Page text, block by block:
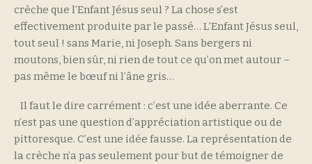
crèche que l’Enfant Jésus seul ? La chose s’est
effectivement produite par le passé… L’Enfant Jésus seul,
tout seul ! sans Marie, ni Joseph. Sans bergers ni
moutons, bien sûr, ni rien de tout ce qu’on met autour –
pas même le bœuf ni l’âne gris…
Il faut le dire carrément : c’est une idée aberrante. Ce
n’est pas une question d’appréciation artistique ou de
pittoresque. C’est une idée fausse. La représentation de
la crèche n’a pas seulement pour but de témoigner de